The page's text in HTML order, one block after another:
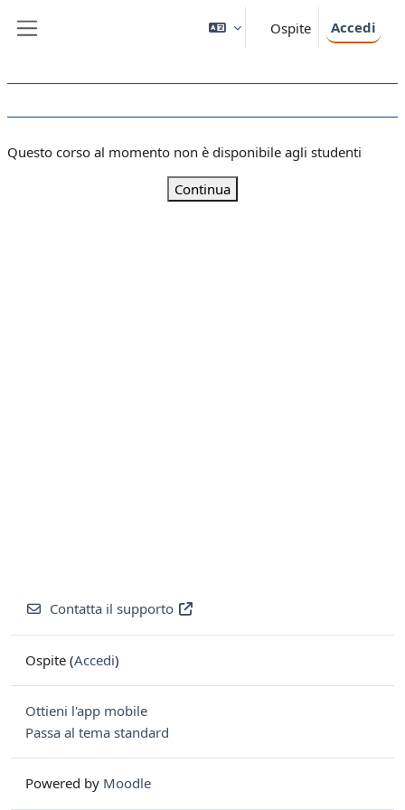
Ospite Accedi
Questo corso al momento non è disponibile agli studenti
Continua
Contatta il supporto
Ospite (Accedi)
Ottieni l'app mobile
Passa al tema standard
Powered by Moodle